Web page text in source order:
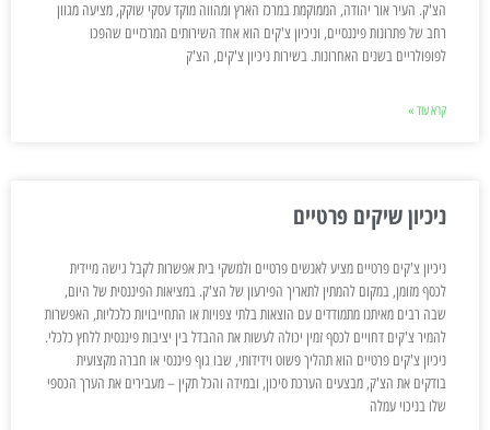
הצ'ק. העיר אור יהודה, הממוקמת במרכז הארץ ומהווה מוקד עסקי שוקק, מציעה מגוון
רחב של פתרונות פיננסיים, וניכיון צ'קים הוא אחד השירותים המרכזיים שהפכו
לפופולריים בשנים האחרונות. בשירות ניכיון צ'קים, הצ'ק
קרא עוד »
ניכיון שיקים פרטיים
ניכיון צ'קים פרטיים מציע לאנשים פרטיים ולמשקי בית אפשרות לקבל גישה מיידית
לכסף מזומן, במקום להמתין לתאריך הפירעון של הצ'ק. במציאות הפיננסית של היום,
שבה רבים מאיתנו מתמודדים עם הוצאות בלתי צפויות או התחייבויות כלכליות, האפשרות
להמיר צ'קים דחויים לכסף זמין יכולה לעשות את ההבדל בין יציבות פיננסית ללחץ כלכלי.
ניכיון צ'קים פרטיים הוא תהליך פשוט וידידותי, שבו גוף פיננסי או חברה מקצועית
בודקים את הצ'ק, מבצעים הערכת סיכון, ובמידה והכל תקין – מעבירים את הערך הכספי
שלו בניכוי עמלה